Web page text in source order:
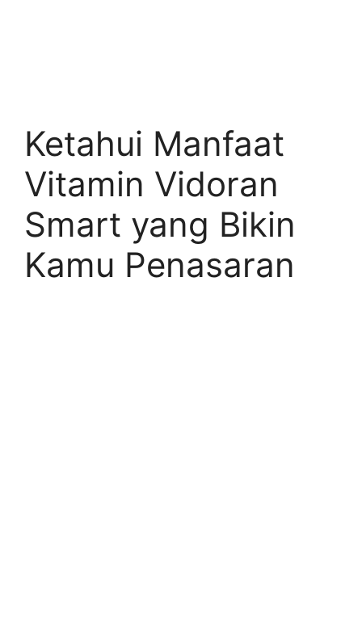
Ketahui Manfaat
Vitamin Vidoran
Smart yang Bikin
Kamu Penasaran